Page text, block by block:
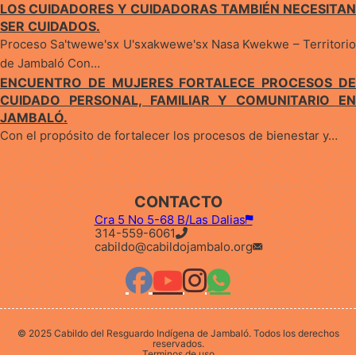
LOS CUIDADORES Y CUIDADORAS TAMBIÉN NECESITAN
SER CUIDADOS.
Proceso Sa'twewe'sx U'sxakwewe'sx Nasa Kwekwe – Territorio
de Jambaló Con…
ENCUENTRO DE MUJERES FORTALECE PROCESOS DE
CUIDADO PERSONAL, FAMILIAR Y COMUNITARIO EN
JAMBALÓ.
Con el propósito de fortalecer los procesos de bienestar y…
CONTACTO
Cra 5 No 5-68 B/Las Dalias
314-559-6061
cabildo@cabildojambalo.org
© 2025 Cabildo del Resguardo Indígena de Jambaló. Todos los derechos
reservados.